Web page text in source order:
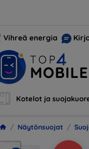
Vihreä energia
Kotelot ja
Näytönsuojat